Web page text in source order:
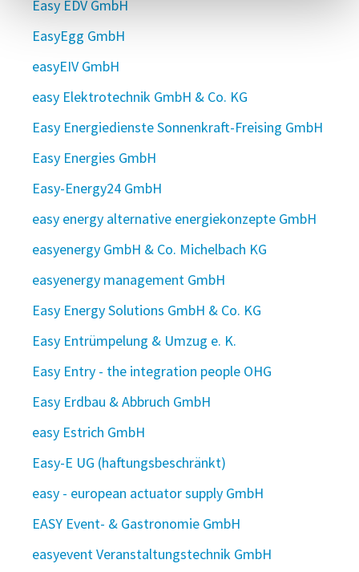
Easy EDV GmbH
EasyEgg GmbH
easyEIV GmbH
easy Elektrotechnik GmbH & Co. KG
Easy Energiedienste Sonnenkraft-Freising GmbH
Easy Energies GmbH
Easy-Energy24 GmbH
easy energy alternative energiekonzepte GmbH
easyenergy GmbH & Co. Michelbach KG
easyenergy management GmbH
Easy Energy Solutions GmbH & Co. KG
Easy Entrümpelung & Umzug e. K.
Easy Entry - the integration people OHG
Easy Erdbau & Abbruch GmbH
easy Estrich GmbH
Easy-E UG (haftungsbeschränkt)
easy - european actuator supply GmbH
EASY Event- & Gastronomie GmbH
easyevent Veranstaltungstechnik GmbH